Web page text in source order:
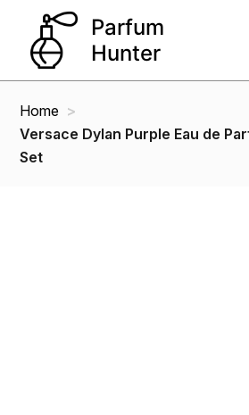
Home
Versace Dylan Purple Eau de
Set